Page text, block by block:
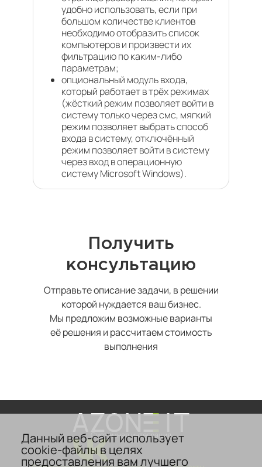
удобно использовать, если при
большом количестве клиентов
необходимо отобразить список
компьютеров и произвести их
фильтрацию по каким-либо
параметрам;
опциональный модуль входа,
который работает в трёх режимах
(жёсткий режим позволяет войти в
систему только через смс, мягкий
режим позволяет выбрать способ
входа в систему, отключённый
режим позволяет войти в систему
через вход в операционную
систему Microsoft Windows).
Получить
консультацию
Отправьте описание задачи, в решении
которой нуждается ваш бизнес.
Мы предложим возможные варианты
её решения и рассчитаем стоимость
выполнения
Системная интеграция
Данный веб-сайт использует
cookie-файлы в целях
предоставления вам лучшего